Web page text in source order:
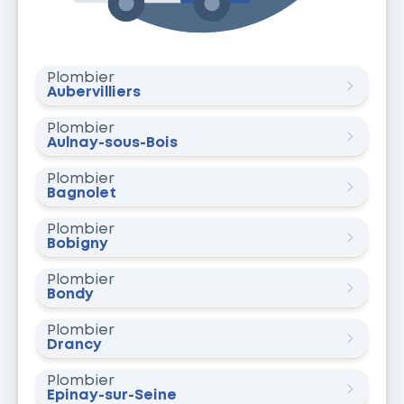
Plombier
Aubervilliers
Plombier
Aulnay-sous-Bois
Plombier
Bagnolet
Plombier
Bobigny
Plombier
Bondy
Plombier
Drancy
Plombier
Épinay-sur-Seine